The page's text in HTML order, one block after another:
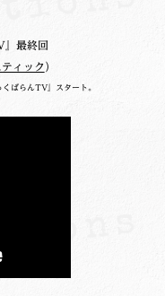
』最終回
ィック ）
ばらんTV』スタート。